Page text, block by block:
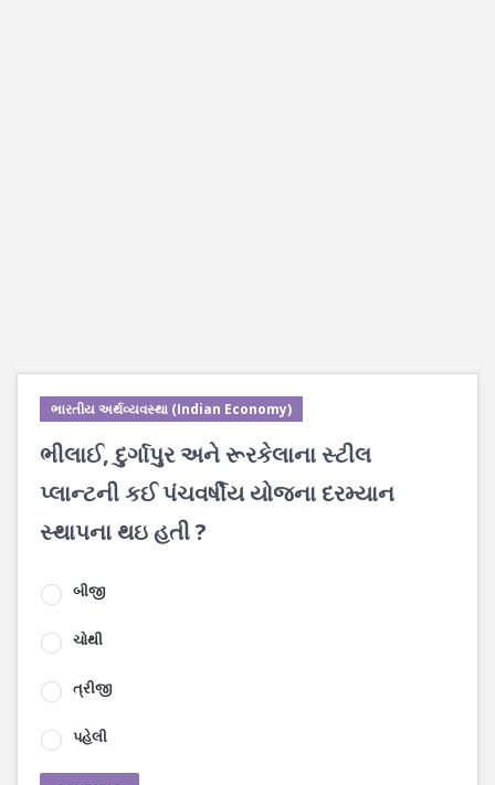
ભારતીય અર્થવ્યવસ્થા (Indian Economy)
ભીલાઈ, દુર્ગાપુર અને રૂરકેલાના સ્ટીલ
પ્લાન્ટની કઈ પંચવર્ષીય યોજના દરમ્યાન
સ્થાપના થઇ હતી ?
બીજી
ચોથી
ત્રીજી
પહેલી